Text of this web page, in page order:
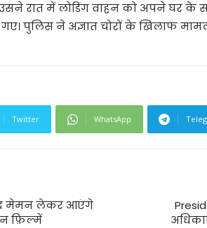
उसने रात में लोडिंग वाहन को अपने घर के
पुलिस ने अज्ञात चोरों के खिलाफ
Twitter WhatsApp
मेमन लेकर आएंगे
फ़िल्में